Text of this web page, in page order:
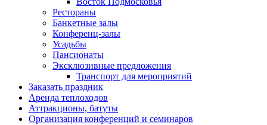
Рестораны
Банкетные залы
Конференц-залы
Усадьбы
Пансионаты
Эксклюзивные предложения
Транспорт для мероприятий
Заказать праздник
Аренда теплоходов
Аттракционы, батуты
Организация конференций и семинаров